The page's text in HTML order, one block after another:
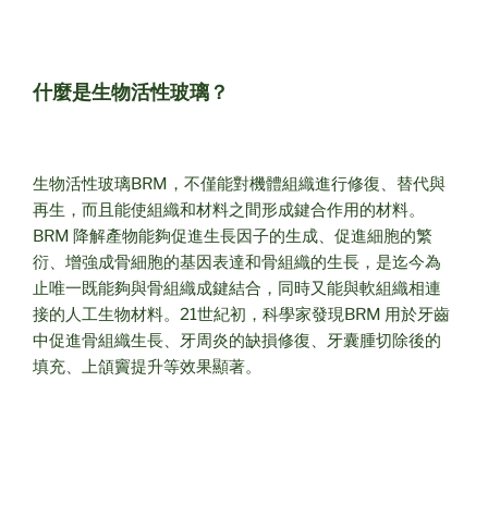
什麼是生物活性玻璃？
生物活性玻璃BRM，不僅能對機體組織進行修復、替代與
再生，而且能使組織和材料之間形成鍵合作用的材料。
BRM 降解產物能夠促進生長因子的生成、促進細胞的繁
衍、增強成骨細胞的基因表達和骨組織的生長，是迄今為
止唯一既能夠與骨組織成鍵結合，同時又能與軟組織相連
接的人工生物材料。21世紀初，科學家發現BRM 用於牙齒
中促進骨組織生長、牙周炎的缺損修復、牙囊腫切除後的
填充、上頜竇提升等效果顯著。